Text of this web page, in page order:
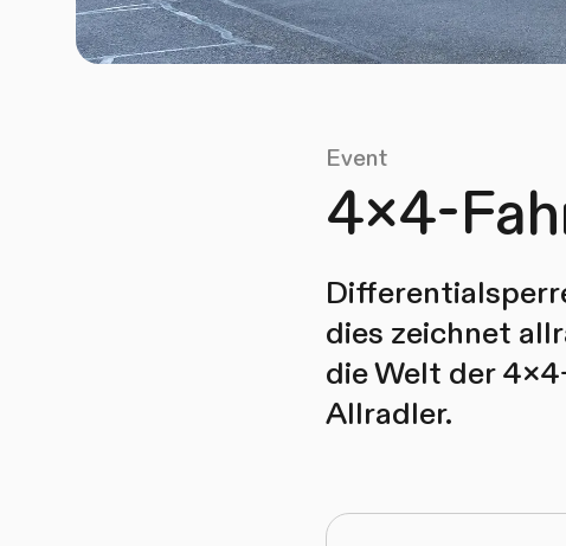
Event
4x4-
dies zeichnet
die Welt der
Allradler.